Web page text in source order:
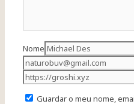
Nome
Guardar o meu nome,